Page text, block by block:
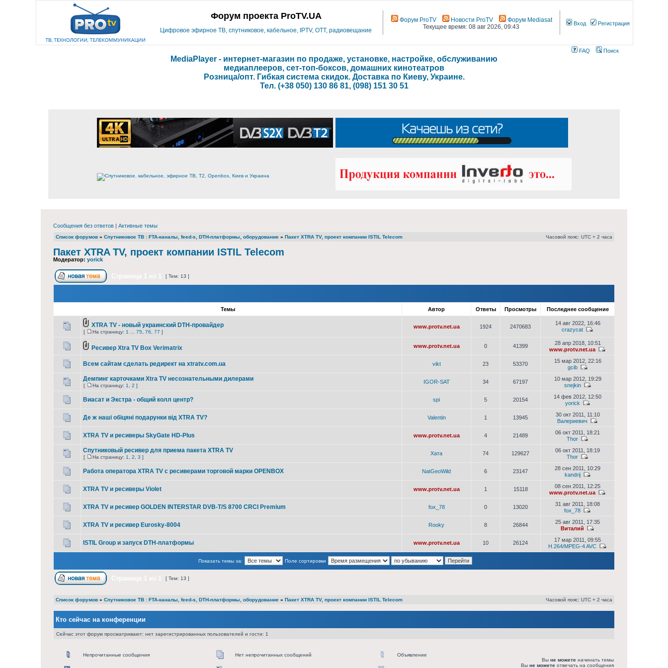
Форум проекта ProTV.UA
Цифровое эфирное ТВ, спутниковое, кабельное, IPTV, OTT, радиовещание
Форум ProTV Новости ProTV
Форум Mediasat
Текущее время: 08 авг 2026, 09:43
Вход Регистрация
FAQ Поиск
MediaPlayer - интернет-магазин по продаже, установке, настройке, обслуживанию
медиаплееров, сет-топ-боксов, домашних кинотеатров
Розница/опт. Гибкая система скидок. Доставка по Киеву, Украине.
Тел. (+38 050) 130 86 81, (098) 151 30 51
Сообщения без ответов | Активные темы
Список форумов » Cпутниковое ТВ : FTA-каналы, feed-s, DTH-платформы, оборудование » Пакет XTRA TV, проект компании ISTIL Telecom Часовой пояс: UTC + 2 часа
Пакет XTRA TV, проект компании ISTIL Telecom
Модератор: yorick
[ Тем: 13 ]
Темы Автор Ответы Просмотры Последнее сообщение
XTRA TV - новый украинский DTH-провайдер
[ На страницу: 1 75 76 77 ]
www.protv.net.ua 1924 2470683
14 авг 2022, 16:46
crazycat
Ресивер Xtra TV Box Verimatrix www.protv.net.ua 0 41399
28 апр 2018, 10:51
www.protv.net.ua
Всем сайтам сделать редирект на xtratv.com.ua vikt 23 53370
15 мар 2012, 22:16
gcib
Демпинг карточками Xtra TV несознательными дилерами
[ На страницу: 1 2 ]
IGOR-SAT 34 67197
10 мар 2012, 19:29
snejkin
Виасат и Экстра - общий колл центр? spi 5 20154
14 фев 2012, 12:50
yorick
Де ж наші обіцяні подарунки від XTRA TV? Valentin 1 13945
30 окт 2011, 11:10
Валериевич
XTRA TV и ресиверы SkyGate HD-Plus www.protv.net.ua 4 21489
06 окт 2011, 18:21
Thor
Спутниковый ресивер для приема пакета XTRA TV
[ На страницу: 1 2 3 ]
Хата 74 129627
06 окт 2011, 18:19
Thor
Работа оператора XTRA TV с ресиверами торговой марки OPENBOX NatGeoWild 6 23147
28 сен 2011, 10:29
kandrij
XTRA TV и ресиверы Violet www.protv.net.ua 1 15118
08 сен 2011, 12:25
www.protv.net.ua
XTRA TV и ресивер GOLDEN INTERSTAR DVB-T/S 8700 CRCI Premium fox_78 0 13020
31 авг 2011, 18:08
fox_78
XTRA TV и ресивер Eurosky-8004 Rooky 8 26844
25 авг 2011, 17:35
Виталий
ISTIL Group и запуск DTH-платформы www.protv.net.ua 10 26124
17 мар 2011, 09:55
H.264/MPEG-4 AVC
Показать темы за: Поле сортировки
[ Тем: 13 ]
Список форумов » Cпутниковое ТВ : FTA-каналы, feed-s, DTH-платформы, оборудование » Пакет XTRA TV, проект компании ISTIL Telecom Часовой пояс: UTC + 2 часа
Кто сейчас на конференции
Сейчас этот форум просматривают: нет зарегистрированных пользователей и гости: 1
Непрочитанные сообщения Нет непрочитанных сообщений
Объявление
Вы не можете начинать темы
Вы не можете отвечать на сообщения